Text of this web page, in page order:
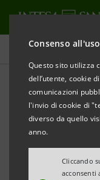
Consenso
Questo sito utilizza
dell’utente, cookie
comunicazioni
l'invio di cookie di
diverso da quello
anno.
Cliccando
acconsenti
Tutte le news
Intesa
a
fibra